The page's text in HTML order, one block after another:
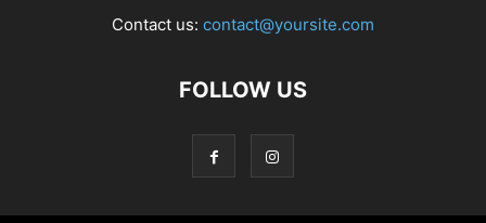
Contact us: contact@yoursite.com
FOLLOW US